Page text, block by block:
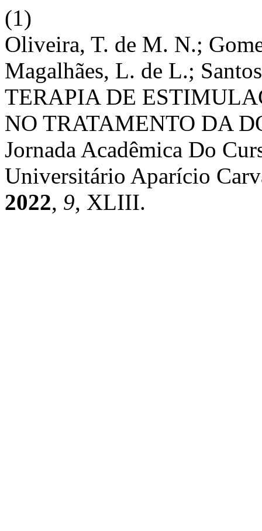
(1)
Oliveira, T. de M. N.;
Magalhães, L. de L.;
TERAPIA DE
NO TRATAMENTO DA
Jornada Acadêmica Do
Universitário Aparício
2022, 9, XLIII.